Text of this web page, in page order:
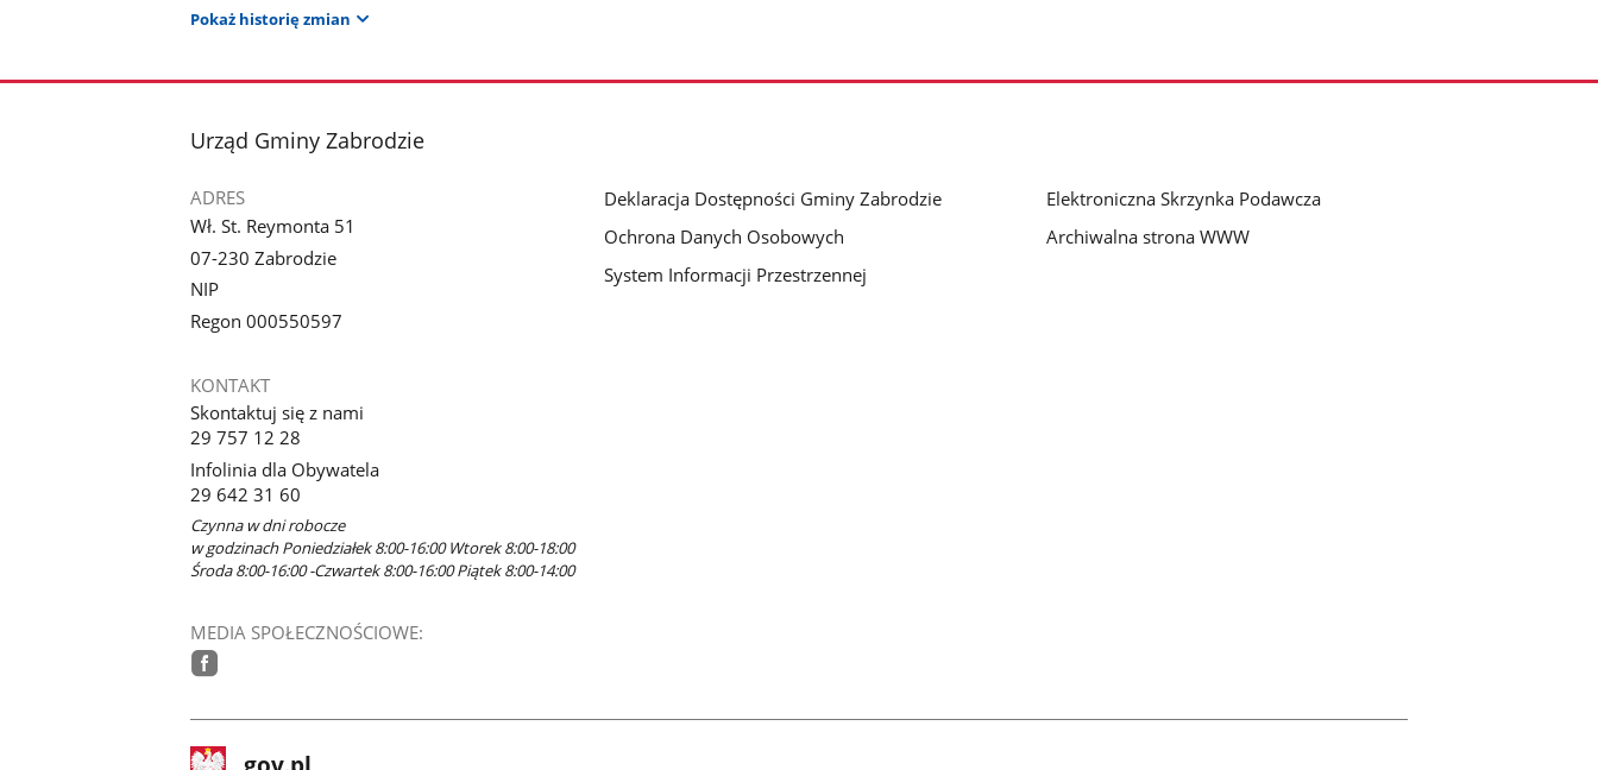
Pokaż historię zmian
stopka
Urząd Gminy Zabrodzie
ADRES
Wł. St. Reymonta 51
07-230 Zabrodzie
NIP
Regon 000550597
KONTAKT
Skontaktuj się z nami
29 757 12 28
Infolinia dla Obywatela
29 642 31 60
Czynna w dni robocze
w godzinach Poniedziałek 8:00-16:00 Wtorek 8:00-18:00
Środa 8:00-16:00 -Czwartek 8:00-16:00 Piątek 8:00-14:00
MEDIA SPOŁECZNOŚCIOWE:
Deklaracja Dostępności Gminy Zabrodzie
Ochrona Danych Osobowych
System Informacji Przestrzennej
Elektroniczna Skrzynka Podawcza
Archiwalna strona WWW
stopkaStrona